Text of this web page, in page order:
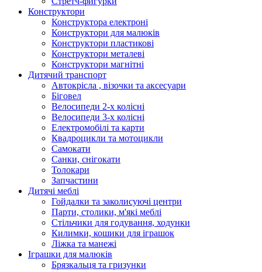
Конструктори
Конструктора електроні
Конструктори для малюків
Конструктори пластикові
Конструктори металеві
Конструктори магнітні
Дитячий транспорт
Автокрісла , візочки та аксесуари
Біговел
Велосипеди 2-х колісні
Велосипеди 3-х колісні
Електромобілі та карти
Квадроцикли та мотоцикли
Самокати
Санки, снігокати
Толокари
Запчастини
Дитячі меблі
Гойдалки та заколисуючі центри
Парти, столики, м'які меблі
Стільчики для годування, ходунки
Килимки, кошики для іграшок
Ліжка та манежі
Іграшки для малюків
Брязкальця та гризунки